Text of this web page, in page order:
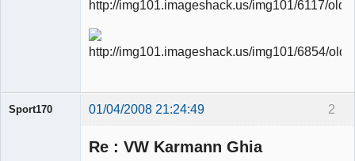
2
Sport170 01/04/2008 21:24:49
Re : VW Karmann Ghia